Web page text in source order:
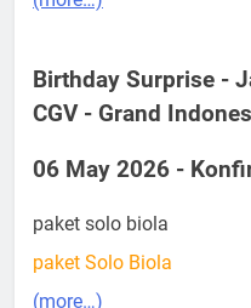
Birthday Surprise -
CGV - Grand
06 May 2026 -
paket solo biola
paket Solo Biola
(more…)